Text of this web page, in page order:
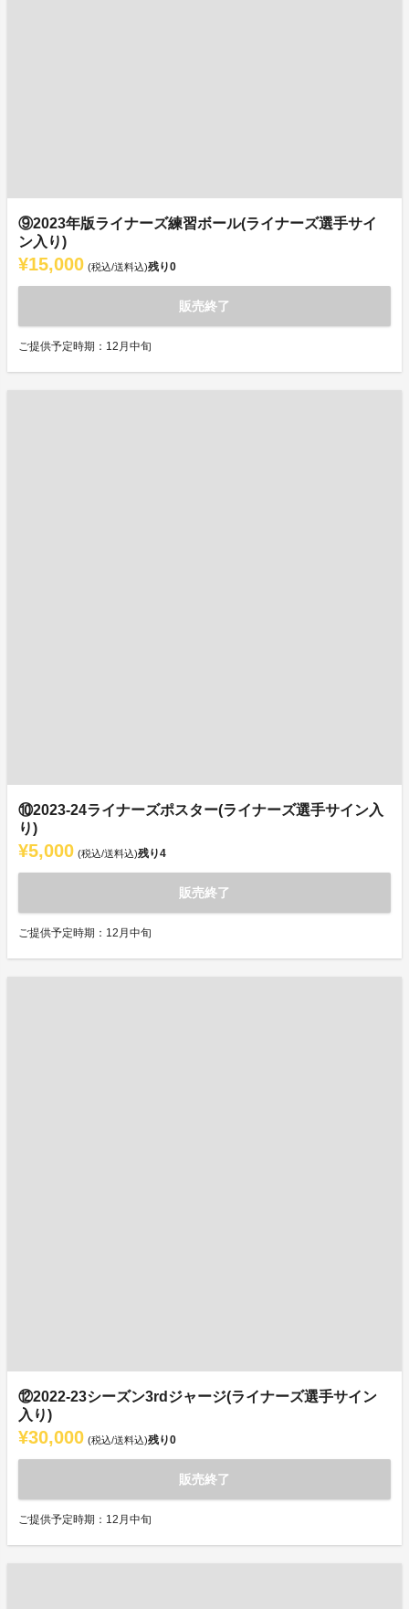
⑨2023年版ライナーズ練習ボール(ライナーズ選手サイ
ン入り)
¥15,000 (税込/送料込)残り0
販売終了
ご提供予定時期：12月中旬
⑩2023-24ライナーズポスター(ライナーズ選手サイン入
り)
¥5,000 (税込/送料込)残り4
販売終了
ご提供予定時期：12月中旬
⑫2022-23シーズン3rdジャージ(ライナーズ選手サイン
入り)
¥30,000 (税込/送料込)残り0
販売終了
ご提供予定時期：12月中旬